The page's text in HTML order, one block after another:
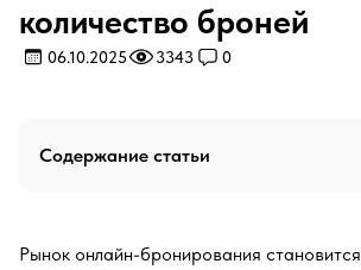
количество броней
06.10.2025 3343 0
Содержание статьи
Рынок онлайн-бронирования становится